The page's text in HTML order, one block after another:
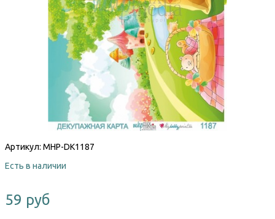
Артикул: MHP-DK1187
Есть в наличии
59 руб